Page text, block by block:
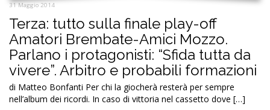
31 Maggio 2014
Terza: tutto sulla finale play-off
Amatori Brembate-Amici Mozzo.
Parlano i protagonisti: “Sfida tutta da
vivere”. Arbitro e probabili formazioni
di Matteo Bonfanti Per chi la giocherà resterà per sempre
nell’album dei ricordi. In caso di vittoria nel cassetto dove […]